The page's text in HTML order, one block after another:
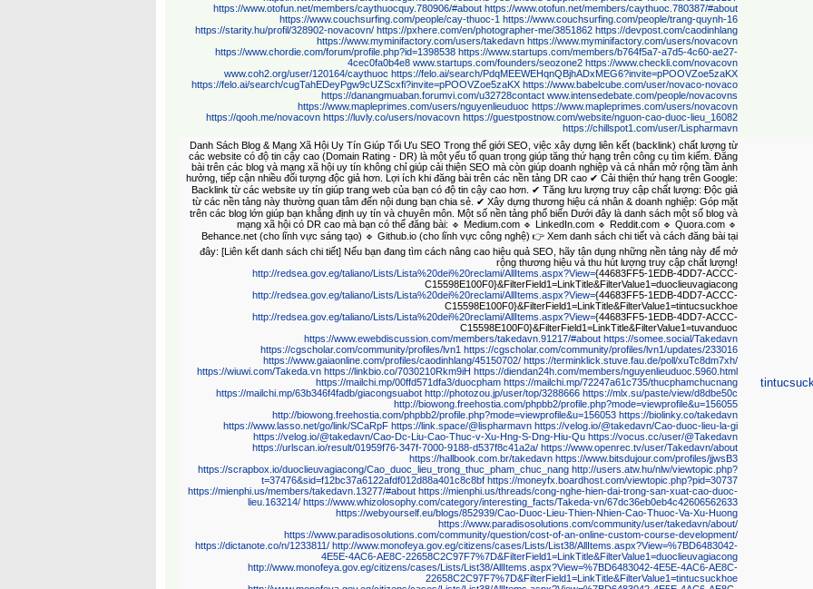
https://www.otofun.net/members/caythuocquy.780906/#about https://www.otofun.net/members/caythuoc.780387/#about
https://www.couchsurfing.com/people/cay-thuoc-1 https://www.couchsurfing.com/people/trang-quynh-16
https://starity.hu/profil/328902-novacovn/ https://pxhere.com/en/photographer-me/3851862 https://devpost.com/caodinhlang
https://www.myminifactory.com/users/takedavn https://www.myminifactory.com/users/novacovn
https://www.chordie.com/forum/profile.php?id=1398538 https://www.startups.com/members/b764f5a7-a7d5-4c60-ae27-
4cec0fa0b4e8 www.startups.com/founders/seozone2 https://www.checkli.com/novacovn
www.coh2.org/user/120164/caythuoc https://felo.ai/search/PdqMEEWEHqnQBjhADxMEG6?invite=pPOOVZoe5zaKX
https://felo.ai/search/cugTahEDeyPgw9cUZScxfi?invite=pPOOVZoe5zaKX https://www.babelcube.com/user/novaco-novaco
https://danangmuaban.forumvi.com/u32728contact www.intensedebate.com/people/novacovns
https://www.mapleprimes.com/users/nguyenlieuduoc https://www.mapleprimes.com/users/novacovn
https://qooh.me/novacovn https://luvly.co/users/novacovn https://guestpostnow.com/website/nguon-cao-duoc-lieu_16082
https://chillspot1.com/user/Lispharmavn
Danh Sách Blog & Mạng Xã Hội Uy Tín Giúp Tối Ưu SEO Trong thế giới SEO, việc xây dựng liên kết (backlink) chất lượng từ
các website có độ tin cậy cao (Domain Rating - DR) là một yếu tố quan trọng giúp tăng thứ hạng trên công cụ tìm kiếm. Đăng
bài trên các blog và mạng xã hội uy tín không chỉ giúp cải thiện SEO mà còn giúp doanh nghiệp và cá nhân mở rộng tầm ảnh
hưởng, tiếp cận nhiều đối tượng độc giả hơn. Lợi ích khi đăng bài trên các nền tảng DR cao ✔ Cải thiện thứ hạng trên Google:
Backlink từ các website uy tín giúp trang web của bạn có độ tin cậy cao hơn. ✔ Tăng lưu lượng truy cập chất lượng: Độc giả
từ các nền tảng này thường quan tâm đến nội dung bạn chia sẻ. ✔ Xây dựng thương hiệu cá nhân & doanh nghiệp: Góp mặt
trên các blog lớn giúp bạn khẳng định uy tín và chuyên môn. Một số nền tảng phổ biến Dưới đây là danh sách một số blog và
mạng xã hội có DR cao mà bạn có thể đăng bài: 🔹 Medium.com 🔹 LinkedIn.com 🔹 Reddit.com 🔹 Quora.com 🔹
Behance.net (cho lĩnh vực sáng tạo) 🔹 Github.io (cho lĩnh vực công nghệ) 👉 Xem danh sách chi tiết và cách đăng bài tại
đây: [Liên kết danh sách chi tiết] Nếu bạn đang tìm cách nâng cao hiệu quả SEO, hãy tận dụng những nền tảng này để mở
rộng thương hiệu và thu hút lượng truy cập chất lượng!
http://redsea.gov.eg/taliano/Lists/Lista%20dei%20reclami/AllItems.aspx?View={44683FF5-1EDB-4DD7-ACCC-
C15598E100F0}&FilterField1=LinkTitle&FilterValue1=duoclieuvagiacong
http://redsea.gov.eg/taliano/Lists/Lista%20dei%20reclami/AllItems.aspx?View={44683FF5-1EDB-4DD7-ACCC-
C15598E100F0}&FilterField1=LinkTitle&FilterValue1=tintucsuckhoe
http://redsea.gov.eg/taliano/Lists/Lista%20dei%20reclami/AllItems.aspx?View={44683FF5-1EDB-4DD7-ACCC-
C15598E100F0}&FilterField1=LinkTitle&FilterValue1=tuvanduoc
https://www.ewebdiscussion.com/members/takedavn.91217/#about https://somee.social/Takedavn
https://cgscholar.com/community/profiles/lvn1 https://cgscholar.com/community/profiles/lvn1/updates/233016
https://www.gaiaonline.com/profiles/caodinhlang/45150702/ https://terminklick.stuve.fau.de/poll/xuTc8dm7xh/
https://wiuwi.com/Takeda.vn https://linkbio.co/7030210Rkm9iH https://diendan24h.com/members/nguyenlieuduoc.5960.html
https://mailchi.mp/00ffd571dfa3/duocpham https://mailchi.mp/72247a61c735/thucphamchucnang
https://mailchi.mp/63b346f4fadb/giacongsuabot http://photozou.jp/user/top/3288666 https://mlx.su/paste/view/d8dbe50c
http://biowong.freehostia.com/phpbb2/profile.php?mode=viewprofile&u=156055
http://biowong.freehostia.com/phpbb2/profile.php?mode=viewprofile&u=156053 https://biolinky.co/takedavn
https://www.lasso.net/go/link/SCaRpF https://link.space/@lispharmavn https://velog.io/@takedavn/Cao-duoc-lieu-la-gi
https://velog.io/@takedavn/Cao-Dc-Liu-Cao-Thuc-v-Xu-Hng-S-Dng-Hiu-Qu https://vocus.cc/user/@Takedavn
https://urlscan.io/result/01959f76-347f-7000-9188-d537f8c41a2a/ https://www.openrec.tv/user/Takedavn/about
https://hallbook.com.br/takedavn https://www.bitsdujour.com/profiles/jjwsB3
https://scrapbox.io/duoclieuvagiacong/Cao_duoc_lieu_trong_thuc_pham_chuc_nang http://users.atw.hu/nlw/viewtopic.php?
t=37476&sid=f12bc37a6122afdf012d88a401c8c8bf https://moneyfx.boardhost.com/viewtopic.php?pid=30737
https://mienphi.us/members/takedavn.13277/#about https://mienphi.us/threads/cong-nghe-hien-dai-trong-san-xuat-cao-duoc-
lieu.163214/ https://www.whizolosophy.com/category/interesting_facts/Takeda-vn/67dc36eb0eb4c42606562633
https://webyourself.eu/blogs/852939/Cao-Duoc-Lieu-Thien-Nhien-Cao-Thuoc-Va-Xu-Huong
https://www.paradisosolutions.com/community/user/takedavn/about/
https://www.paradisosolutions.com/community/question/cost-of-an-online-custom-course-development/
https://dictanote.co/n/1233811/ http://www.monofeya.gov.eg/citizens/cases/Lists/List38/AllItems.aspx?View=%7BD6483042-
4E5E-4AC6-AE8C-22658C2C97F7%7D&FilterField1=LinkTitle&FilterValue1=duoclieuvagiacong
http://www.monofeya.gov.eg/citizens/cases/Lists/List38/AllItems.aspx?View=%7BD6483042-4E5E-4AC6-AE8C-
22658C2C97F7%7D&FilterField1=LinkTitle&FilterValue1=tintucsuckhoe